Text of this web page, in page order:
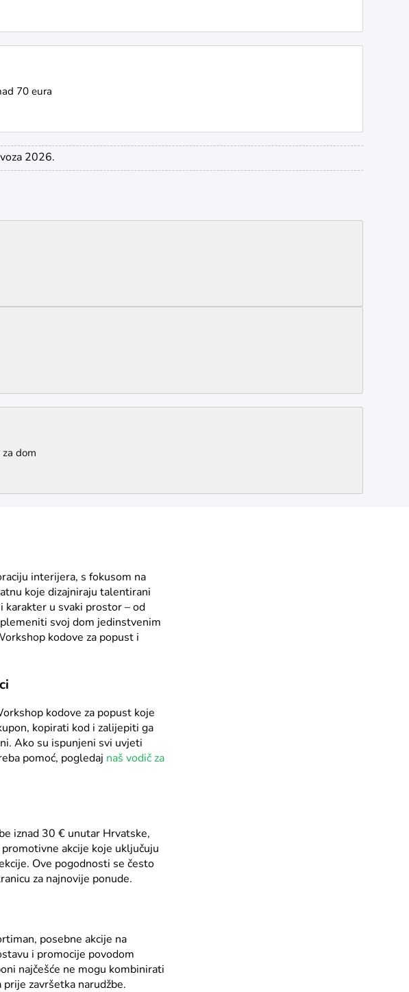
70 eura
2026.
dom
interijera, s fokusom na
koje dizajniraju talentirani
u svaki prostor – od
svoj dom jedinstvenim
kodove za popust i
kodove za popust koje
kopirati kod i zalijepiti ga
Ako su ispunjeni svi uvjeti
pomoć, pogledaj naš vodič za
iznad 30 € unutar Hrvatske,
akcije koje uključuju
Ove pogodnosti se često
za najnovije ponude.
posebne akcije na
i promocije povodom
najčešće ne mogu kombinirati
završetka narudžbe.